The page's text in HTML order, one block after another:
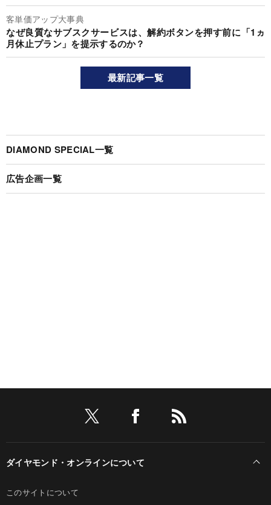
客単価アップ大事典
なぜ良質なサブスクサービスは、解約ボタンを押す前に「1ヵ
月休止プラン」を提示するのか？
最新記事一覧
DIAMOND SPECIAL一覧
広告企画一覧
ダイヤモンド・オンラインについて
このサイトについて